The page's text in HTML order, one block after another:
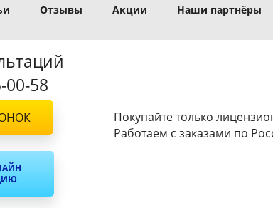
Отзывы Акции
Наши партнёры
00-58
Покупайте только
Работаем с заказами по